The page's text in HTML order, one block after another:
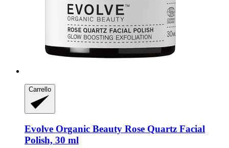
Carrello
Evolve Organic Beauty Rose Quartz Facial
Polish, 30 ml